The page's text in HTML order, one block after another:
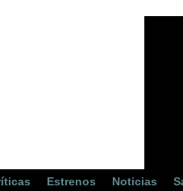
Estrenos Noticias